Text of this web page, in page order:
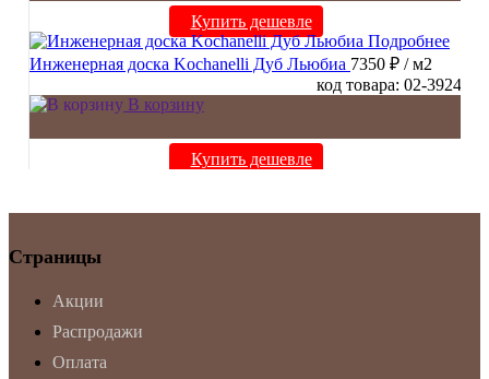
Купить дешевле
Подробнее
Инженерная доска Kochanelli Дуб Льюбиа 7350 ₽ / м2
код товара: 02-3924
В корзину
Купить дешевле
Страницы
Акции
Распродажи
Оплата